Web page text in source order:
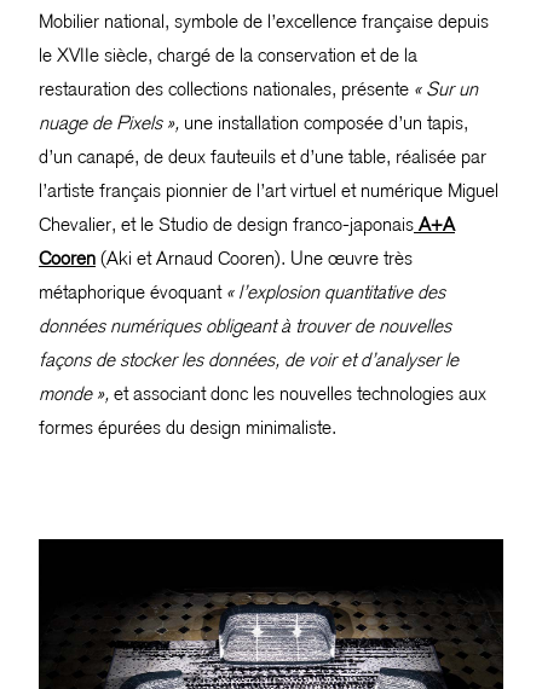
Mobilier national, symbole de l’excellence française depuis
le XVIIe siècle, chargé de la conservation et de la
restauration des collections nationales, présente « Sur un
nuage de Pixels », une installation composée d’un tapis,
d’un canapé, de deux fauteuils et d’une table, réalisée par
l’artiste français pionnier de l’art virtuel et numérique Miguel
Chevalier, et le Studio de design franco-japonais A+A
Cooren (Aki et Arnaud Cooren). Une œuvre très
métaphorique évoquant « l’explosion quantitative des
données numériques obligeant à trouver de nouvelles
façons de stocker les données, de voir et d’analyser le
monde », et associant donc les nouvelles technologies aux
formes épurées du design minimaliste.